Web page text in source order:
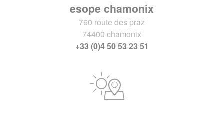
esope chamonix
760 route des praz
74400 chamonix
+33 (0)4 50 53 23 51